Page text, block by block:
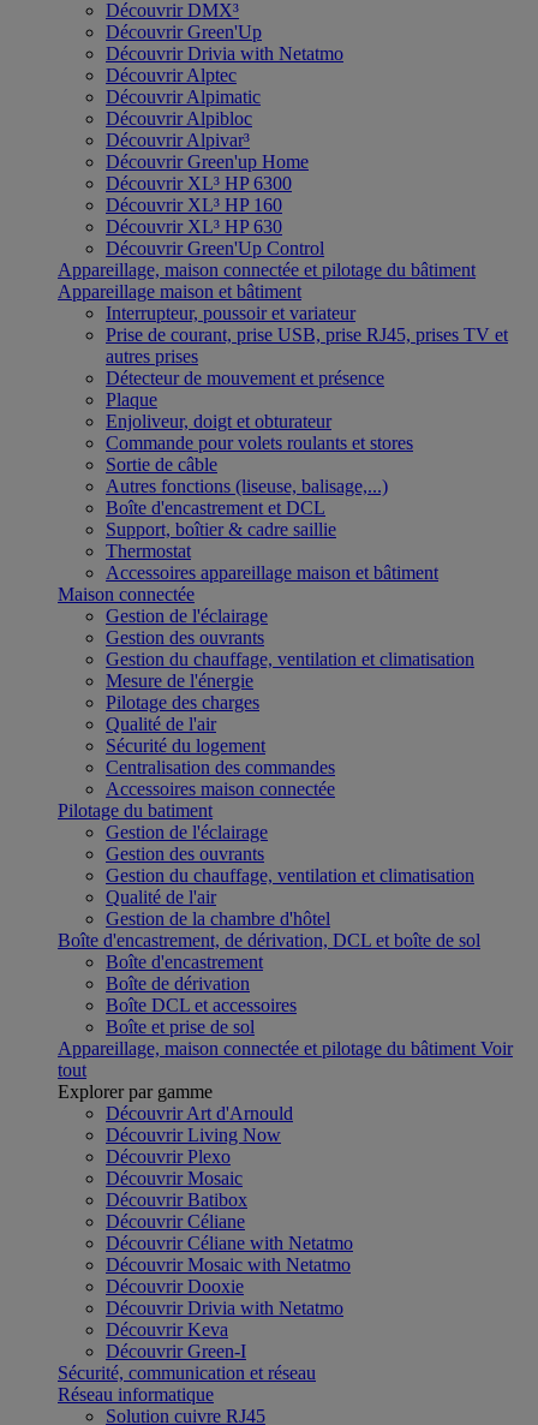
Découvrir DMX³
Découvrir Green'Up
Découvrir Drivia with Netatmo
Découvrir Alptec
Découvrir Alpimatic
Découvrir Alpibloc
Découvrir Alpivar³
Découvrir Green'up Home
Découvrir XL³ HP 6300
Découvrir XL³ HP 160
Découvrir XL³ HP 630
Découvrir Green'Up Control
Appareillage, maison connectée et pilotage du bâtiment
Appareillage maison et bâtiment
Interrupteur, poussoir et variateur
Prise de courant, prise USB, prise RJ45, prises TV et
autres prises
Détecteur de mouvement et présence
Plaque
Enjoliveur, doigt et obturateur
Commande pour volets roulants et stores
Sortie de câble
Autres fonctions (liseuse, balisage,...)
Boîte d'encastrement et DCL
Support, boîtier & cadre saillie
Thermostat
Accessoires appareillage maison et bâtiment
Maison connectée
Gestion de l'éclairage
Gestion des ouvrants
Gestion du chauffage, ventilation et climatisation
Mesure de l'énergie
Pilotage des charges
Qualité de l'air
Sécurité du logement
Centralisation des commandes
Accessoires maison connectée
Pilotage du batiment
Gestion de l'éclairage
Gestion des ouvrants
Gestion du chauffage, ventilation et climatisation
Qualité de l'air
Gestion de la chambre d'hôtel
Boîte d'encastrement, de dérivation, DCL et boîte de sol
Boîte d'encastrement
Boîte de dérivation
Boîte DCL et accessoires
Boîte et prise de sol
Appareillage, maison connectée et pilotage du bâtiment Voir
tout
Explorer par gamme
Découvrir Art d'Arnould
Découvrir Living Now
Découvrir Plexo
Découvrir Mosaic
Découvrir Batibox
Découvrir Céliane
Découvrir Céliane with Netatmo
Découvrir Mosaic with Netatmo
Découvrir Dooxie
Découvrir Drivia with Netatmo
Découvrir Keva
Découvrir Green-I
Sécurité, communication et réseau
Réseau informatique
Solution cuivre RJ45